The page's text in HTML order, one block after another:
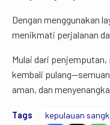
Dengan menggunakan
menikmati perjalanan
Mulai dari penjemputan,
kembali
aman, dan
Tags kepulauan